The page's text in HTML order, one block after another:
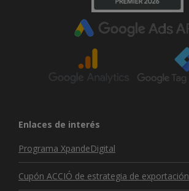
Enlaces de interés
Programa XpandeDigital
Cupón ACCIÓ de estrategia de exportación